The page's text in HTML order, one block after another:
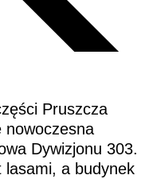
Pruszcza
nowoczesna
Dywizjonu 303.
lasami, a budynek